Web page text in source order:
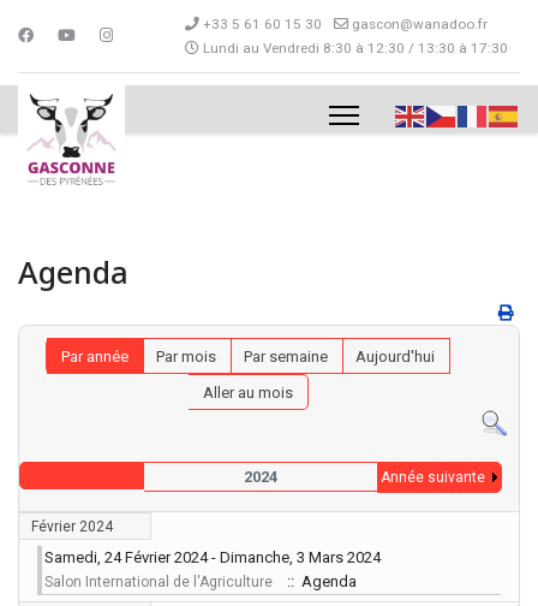
+33 5 61 60 15 30
gascon@wanadoo.fr
Lundi au Vendredi 8:30 à 12:30 / 13:30 à 17:30
Agenda
Par année Par mois Par semaine
Aujourd'hui
Aller au mois
2024 Année suivante
Février 2024
Samedi, 24 Février 2024 - Dimanche, 3 Mars 2024
Salon International de l'Agriculture :: Agenda